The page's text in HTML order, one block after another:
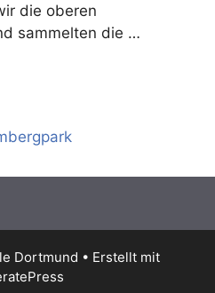
die oberen
sammelten die …
Dortmund • Erstellt mit